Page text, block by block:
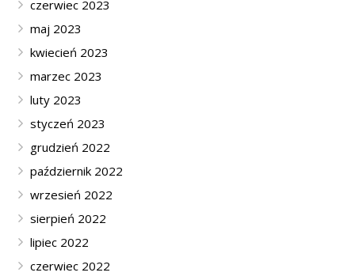
czerwiec 2023
maj 2023
kwiecień 2023
marzec 2023
luty 2023
styczeń 2023
grudzień 2022
październik 2022
wrzesień 2022
sierpień 2022
lipiec 2022
czerwiec 2022